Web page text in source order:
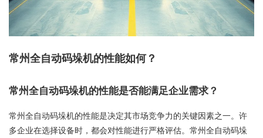
常州全自动码垛机的性能如何？
常州全自动码垛机的性能是否能满足企业需求？
常州全自动码垛机的性能是决定其市场竞争力的关键因素之一。许
多企业在选择设备时，都会对性能进行严格评估。常州全自动码垛